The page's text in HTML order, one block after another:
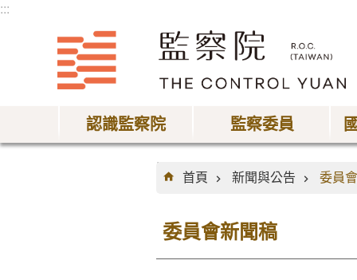
:::
認識監察院 監察委員
:::
首頁
新聞與公告 委員
委員會新聞稿